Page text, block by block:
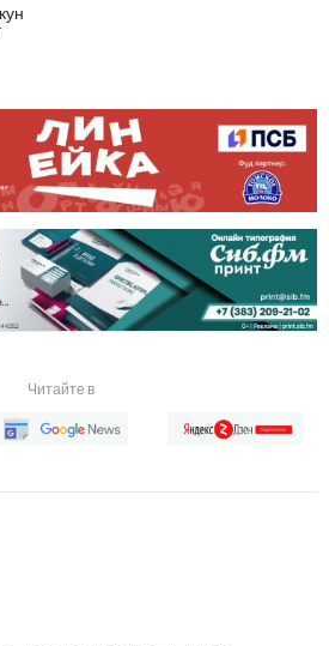
Читайте в